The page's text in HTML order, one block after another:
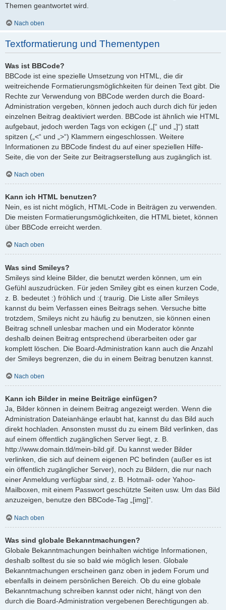
Themen geantwortet wird.
Nach oben
Textformatierung und Thementypen
Was ist BBCode?
BBCode ist eine spezielle Umsetzung von HTML, die dir
weitreichende Formatierungsmöglichkeiten für deinen Text gibt. Die
Rechte zur Verwendung von BBCode werden durch die Board-
Administration vergeben, können jedoch auch durch dich für jeden
einzelnen Beitrag deaktiviert werden. BBCode ist ähnlich wie HTML
aufgebaut, jedoch werden Tags von eckigen („[“ und „]“) statt
spitzen („<“ und „>“) Klammern eingeschlossen. Weitere
Informationen zu BBCode findest du auf einer speziellen Hilfe-
Seite, die von der Seite zur Beitragserstellung aus zugänglich ist.
Nach oben
Kann ich HTML benutzen?
Nein, es ist nicht möglich, HTML-Code in Beiträgen zu verwenden.
Die meisten Formatierungsmöglichkeiten, die HTML bietet, können
über BBCode erreicht werden.
Nach oben
Was sind Smileys?
Smileys sind kleine Bilder, die benutzt werden können, um ein
Gefühl auszudrücken. Für jeden Smiley gibt es einen kurzen Code,
z. B. bedeutet :) fröhlich und :( traurig. Die Liste aller Smileys
kannst du beim Verfassen eines Beitrags sehen. Versuche bitte
trotzdem, Smileys nicht zu häufig zu benutzen, sie können einen
Beitrag schnell unlesbar machen und ein Moderator könnte
deshalb deinen Beitrag entsprechend überarbeiten oder gar
komplett löschen. Die Board-Administration kann auch die Anzahl
der Smileys begrenzen, die du in einem Beitrag benutzen kannst.
Nach oben
Kann ich Bilder in meine Beiträge einfügen?
Ja, Bilder können in deinem Beitrag angezeigt werden. Wenn die
Administration Dateianhänge erlaubt hat, kannst du das Bild auch
direkt hochladen. Ansonsten musst du zu einem Bild verlinken, das
auf einem öffentlich zugänglichen Server liegt, z. B.
http://www.domain.tld/mein-bild.gif. Du kannst weder Bilder
verlinken, die sich auf deinem eigenen PC befinden (außer es ist
ein öffentlich zugänglicher Server), noch zu Bildern, die nur nach
einer Anmeldung verfügbar sind, z. B. Hotmail- oder Yahoo-
Mailboxen, mit einem Passwort geschützte Seiten usw. Um das Bild
anzuzeigen, benutze den BBCode-Tag „[img]“.
Nach oben
Was sind globale Bekanntmachungen?
Globale Bekanntmachungen beinhalten wichtige Informationen,
deshalb solltest du sie so bald wie möglich lesen. Globale
Bekanntmachungen erscheinen ganz oben in jedem Forum und
ebenfalls in deinem persönlichen Bereich. Ob du eine globale
Bekanntmachung schreiben kannst oder nicht, hängt von den
durch die Board-Administration vergebenen Berechtigungen ab.